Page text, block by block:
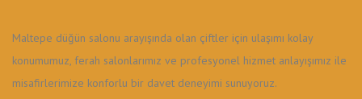
Maltepe düğün salonu arayışında olan çiftler için ulaşımı kolay
konumumuz, ferah salonlarımız ve profesyonel hizmet anlayışımız ile
misafirlerimize konforlu bir davet deneyimi sunuyoruz.